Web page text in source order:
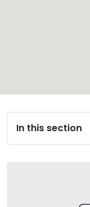
In this section